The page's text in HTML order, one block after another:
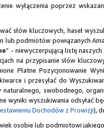
wyłączenia poprzez
słów kluczowych, haseł
lub podmiotów powiązanych
” - niewyczerpującą listę
na przypisanie słów
Płatne Pozycjonowanie
i przesyłać do
swobodnego,
wyniki wyszukiwania odsyłać
Dochodów z Prowizji),
osobie lub podmiotowi